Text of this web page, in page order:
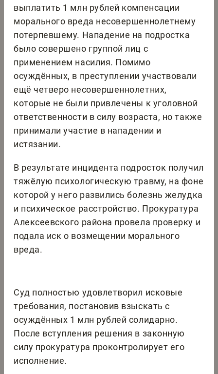
выплатить 1 млн рублей компенсации
морального вреда несовершеннолетнему
потерпевшему. Нападение на подростка
было совершено группой лиц с
применением насилия. Помимо
осуждённых, в преступлении участвовали
ещё четверо несовершеннолетних,
которые не были привлечены к уголовной
ответственности в силу возраста, но также
принимали участие в нападении и
истязании.
В результате инцидента подросток получил
тяжёлую психологическую травму, на фоне
которой у него развились болезнь желудка
и психическое расстройство. Прокуратура
Алексеевского района провела проверку и
подала иск о возмещении морального
вреда.
Суд полностью удовлетворил исковые
требования, постановив взыскать с
осуждённых 1 млн рублей солидарно.
После вступления решения в законную
силу прокуратура проконтролирует его
исполнение.